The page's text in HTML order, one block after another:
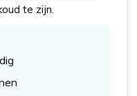
te zijn.